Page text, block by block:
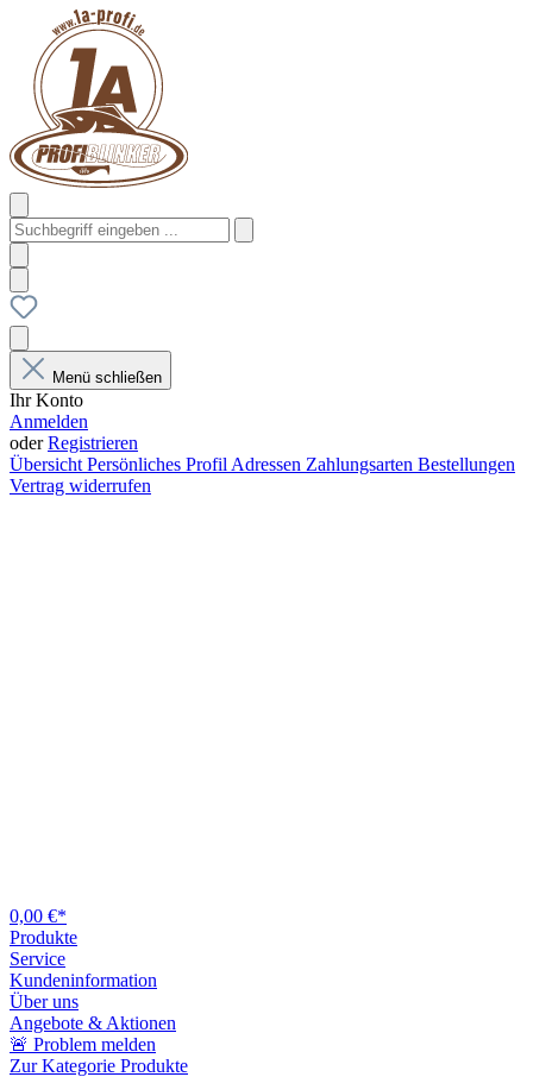
Menü schließen
Ihr Konto
Anmelden
oderRegistrieren
Übersicht Persönliches Profil Adressen Zahlungsarten Bestellungen
Vertrag widerrufen
0,00 €*
Produkte
Service
Kundeninformation
Über uns
Angebote & Aktionen
🚨 Problem melden
Zur Kategorie Produkte